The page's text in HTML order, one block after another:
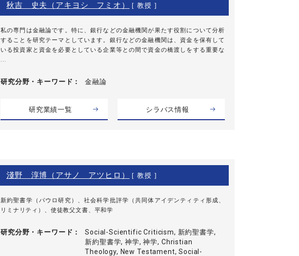
秋吉 史夫（アキヨシ フミオ） [ 教授 ]
私の専門は金融論です。特に、銀行などの金融機関が果たす役割について分析
することを研究テーマとしています。銀行などの金融機関は、資金を保有して
いる投資家と資金を必要としている企業等との間で資金の橋渡しをする重要な
研究分野・ キーワード 金融論
研究業績一覧 シラバス情報
淺野 淳博（アサノ アツヒロ） [ 教授 ]
新約聖書学（パウロ研究）、社会科学批評学（共同体アイデンティティ形成、
リミナリティ）、使徒教父文書、平和学
研究分野・ キーワード
Social-Scientific Criticism, 新約聖書学,
新約聖書学, 神学, 神学, Christian
Theology, New Testament, Social-